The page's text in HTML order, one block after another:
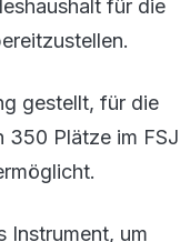
für die
gestellt, für die
350 Plätze im FSJ
Instrument, um